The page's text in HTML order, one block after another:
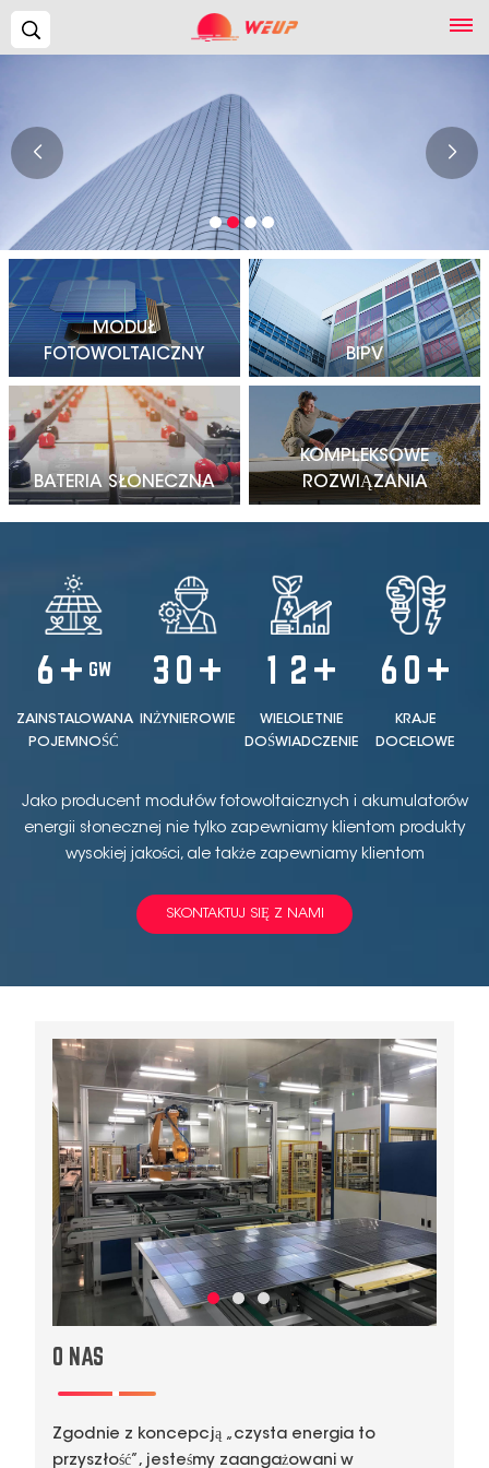
MODUŁ
FOTOWOLTAICZNY
BIPV
BATERIA SŁONECZNA
KOMPLEKSOWE
ROZWIĄZANIA
6 + GW
ZAINSTALOWANA
POJEMNOŚĆ
3 0 +
INŻYNIEROWIE
1 2 +
WIELOLETNIE
DOŚWIADCZENIE
6 0 +
KRAJE
DOCELOWE
Jako producent modułów fotowoltaicznych i akumulatorów
energii słonecznej nie tylko zapewniamy klientom produkty
wysokiej jakości, ale także zapewniamy klientom
zakresie systemów solarnych.
SKONTAKTUJ SIĘ Z NAMI
O NAS
Zgodnie z koncepcją „czysta energia to
przyszłość”, jesteśmy zaangażowani w